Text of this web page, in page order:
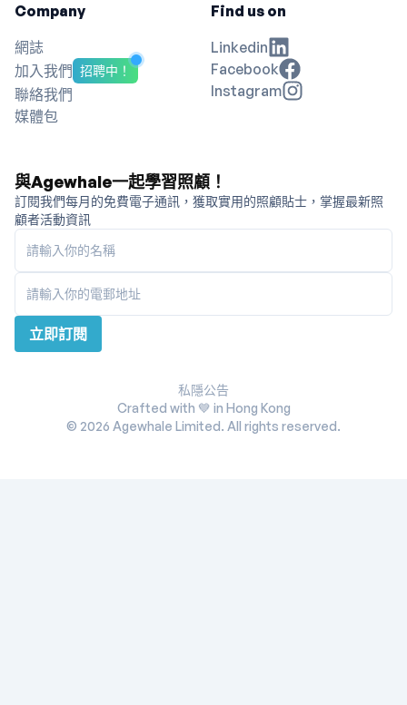
Company
網誌
加入我們 招聘中！
聯絡我們
媒體包
Find us on
Linkedin
Facebook
Instagram
與Agewhale一起學習照顧！
訂閱我們每月的免費電子通訊，獲取實用的照顧貼士，掌握最新照
顧者活動資訊
請輸入你的名稱
請輸入你的電郵地址
立即訂閱
私隱公告
Crafted with 💙 in Hong Kong
© 2026 Agewhale Limited. All rights reserved.